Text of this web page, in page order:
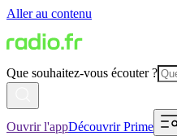
Aller au contenu
Que souhaitez-vous écouter ?
Ouvrir l'appDécouvrir Prime